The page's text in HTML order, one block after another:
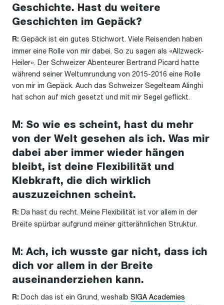
Geschichte. Hast du weitere
Geschichten im Gepäck?
R: Gepäck ist ein gutes Stichwort. Viele Reisenden haben
immer eine Rolle von mir dabei. So zu sagen als «Allzweck-
Heiler». Der Schweizer Abenteurer Bertrand Picard hatte
während seiner Weltumrundung von 2015-2016 eine Rolle
von mir im Gepäck. Auch das Schweizer Segelteam Alinghi
hat schon auf mich gesetzt und mit mir Segel geflickt.
M: So wie es scheint, hast du mehr
von der Welt gesehen als ich. Was mir
dabei aber immer wieder hängen
bleibt, ist deine Flexibilität und
Klebkraft, die dich wirklich
auszuzeichnen scheint.
R: Da hast du recht. Meine Flexibilität ist vor allem in der
Breite spürbar aufgrund meiner gitterähnlichen Struktur.
M: Ach, ich wusste gar nicht, dass ich
dich vor allem in der Breite
auseinanderziehen kann.
R: Doch das ist ein Grund, weshalb SIGA Academies